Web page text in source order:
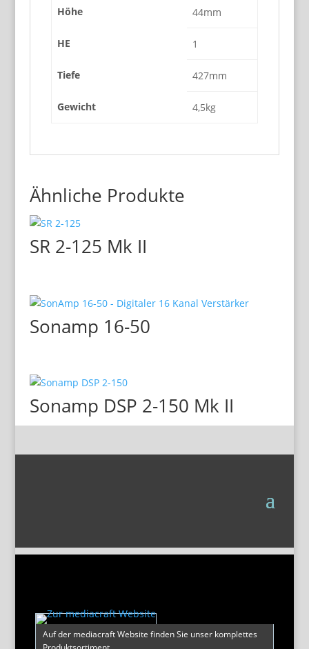
Höhe 44mm
HE 1
Tiefe 427mm
Gewicht 4,5kg
Ähnliche Produkte
SR 2-125 Mk II
Sonamp 16-50
Sonamp DSP 2-150 Mk II
Auf der mediacraft Website finden Sie unser komplettes